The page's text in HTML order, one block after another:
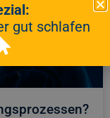
gut schlafen